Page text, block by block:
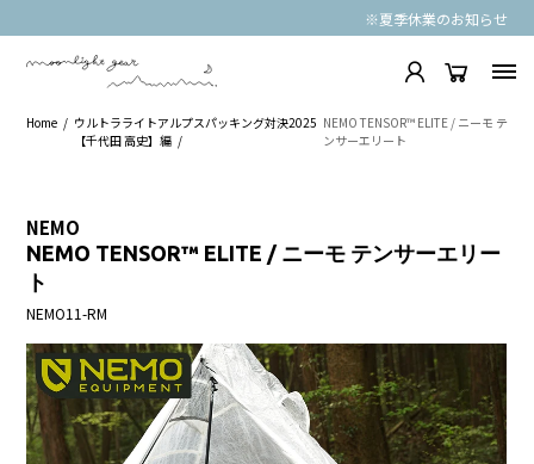
※夏季休業のお知らせ
Home
ウルトラライトアルプスパッキング対決2025
【千代田 高史】編
NEMO TENSOR™ ELITE / ニーモ テ
ンサーエリート
NEMO
NEMO TENSOR™ ELITE / ニーモ テンサーエリー
ト
NEMO11-RM